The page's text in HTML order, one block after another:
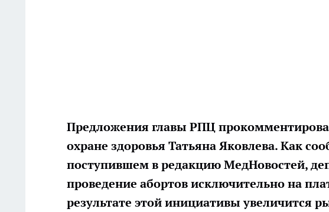
Предложения главы РПЦ
охране здоровья Татьяна Яковлева. Как
поступившем в редакцию МедНовостей,
проведение абортов исключительно на
результате этой инициативы увеличится